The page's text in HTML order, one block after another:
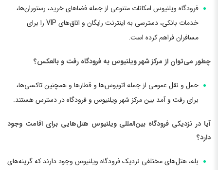
فرودگاه ویلنیوس امکانات متنوعی از جمله فضاهای خرید، رستوران‌ها،
خدمات بانکی، دسترسی به اینترنت رایگان و اتاق‌های VIP را برای
مسافران فراهم کرده است.
چطور می‌توان از مرکز شهر ویلنیوس به فرودگاه رفت و بالعکس؟
حمل و نقل عمومی از جمله اتوبوس‌ها و قطارها و همچنین تاکسی‌ها،
برای رفت و آمد بین مرکز شهر ویلنیوس و فرودگاه در دسترس هستند.
آیا در نزدیکی فرودگاه بین‌المللی ویلنیوس هتل‌هایی برای اقامت وجود
دارد؟
بله، هتل‌های مختلفی نزدیک فرودگاه ویلنیوس وجود دارند که گزینه‌های